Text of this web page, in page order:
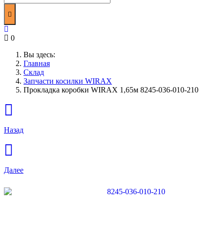
0
Вы здесь:
Главная
Склад
Запчасти косилки WIRAX
Прокладка коробки WIRAX 1,65м 8245-036-010-210
Назад
Далее